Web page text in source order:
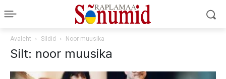
Avaleht Sildid Noor muusika
Silt: noor muusika